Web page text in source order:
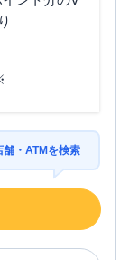
舗・ATMを検索